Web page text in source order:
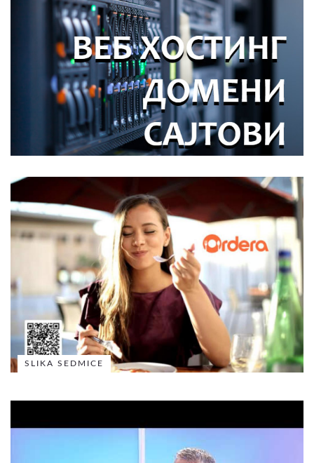
SLIKA SEDMICE